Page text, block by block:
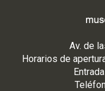
Av. de
Horarios de